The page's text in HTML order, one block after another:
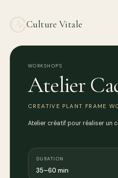
Culture Vitale
WORKSHOPS
Atelier
CREATIVE PLANT FRAME
Atelier créatif pour réaliser un
DURATION
35–60 min